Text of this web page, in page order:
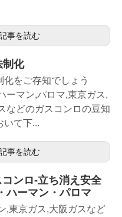
事を読む
制化
化をご存知でしょう
ーマン,パロマ,東京ガス,
などのガスコンロの豆知
いて下...
事を読む
ンロ-立ち消え安全
ハーマン・パロマ
,東京ガス,大阪ガスなど